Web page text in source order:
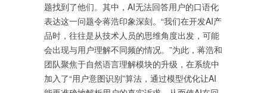
题找到了他们。其中，AI无法回答用户的口语化
表达这一问题令蒋浩印象深刻。“我们在开发AI产
品时，往往是从技术人员的思维角度出发，可能
会出现与用户理解不同频的情况。”为此，蒋浩和
团队聚焦于自然语言理解模块的升级，在系统中
加入了“用户意图识别”算法，通过模型优化让AI